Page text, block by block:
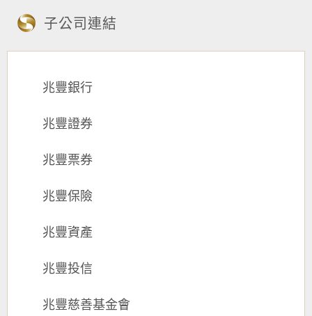
子公司連結
兆豐銀行
兆豐證券
兆豐票券
兆豐保險
兆豐資產
兆豐投信
兆豐慈善基金會